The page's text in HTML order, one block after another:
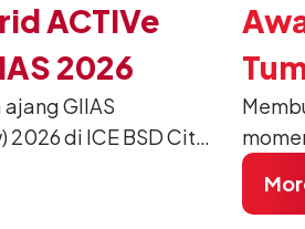
ACTIVe
2026
GIIAS
di ICE BSD City,
dimodifikasi untuk
mendukung gaya